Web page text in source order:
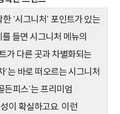
‘시그니처’ 포인트가 있는
들면 시그니처 메뉴의
가 다른 곳과 차별화되는
’는 바로 떠오르는 시그니처
든피스’는 프리미엄
이 확실하고요. 이런